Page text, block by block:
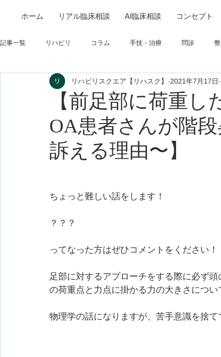
ホーム リアル臨床相談 AI臨床相談 コンセプト
記事一覧 リハビリ コラム 手技・治療 問診
制度関連 学会・研究関連 高次脳機能障害
フィジカルアセスメント 仕事について 栄養 パー
【前足部に荷重
OA患者さんが階
訴える理由〜】
リハビリスクエア【リハスク】 2021年7月17日
ちょっと難しい話をします！
？？？
ってなった方はぜひコメントをください！
足部に対するアプローチをする際に必ず
の荷重点と力点に掛かる力の大きさについ
物理学の話になりますが、苦手意識を捨